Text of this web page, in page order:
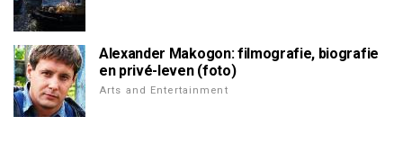
Alexander Makogon: filmografie, biografie
en privé-leven (foto)
Arts and Entertainment